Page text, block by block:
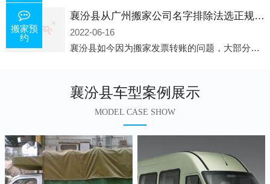
襄汾县从广州搬家公司名字排除法选正规公司
2022-06-16
襄汾县如今因为搬家发票转账的问题，大部分搬家公司都已经注册了营业执照，早5年前基本上所谓的搬家公司都是无注册状态也就是无照营业，由于企业注册量大增所以各种企业信息展示平台如雨后春笋般遍地开花，如：天眼查，企
襄汾县车型案例展示
MODEL CASE SHOW
搬家预
约